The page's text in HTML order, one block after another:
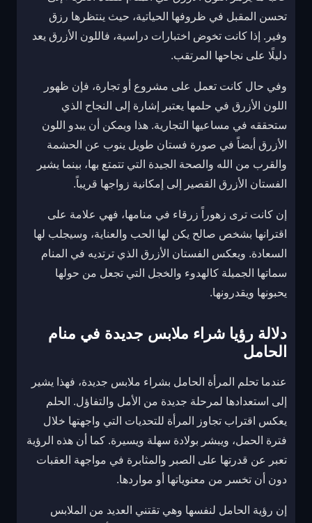
تحسن المقبل في ظروفها الحياتية، حيث ينتظرها رزق
وفير. إذا كانت تخوض اختبارات دراسية، فاللون الأزرق يعد
دليلًا على نجاحها المرتقب.
وفي حال كانت تعمل على مشروع أو تجارة، فإن ظهور
اللون الأزرق في حلمها يعتبر إشارة إلى النجاح الذي
ستحققه في مساعيها التجارية. هذا ويمكن أن يبدو اللون
الأزرق أيضاً في صورة فستان طويل ينوب عن الحشمة
والقرب من الله والصحة الجيدة التي تتمتع بها، بينما يشير
الفستان الأزرق القصير إلى إمكانية زواجها قريباً.
إن كانت ترى زهوراً زرقاء في منامها، فهي علامة على
اقترانها بشخص صالح يكن لها الحب والعناية، وسيجلب لها
السعادة. ويعكس الفستان الأزرق الذي ترتديه في المنام
سماتها الجميلة كالهدوء والخجل التي تجعل من حولها
يحبونها ويقدرونها.
دلالة رؤيا شراء ملابس جديدة في منام
الحامل
عندما تحلم المرأة الحامل بشراء ملابس جديدة، فهذا يشير
إلى استعدادها لمرحلة جديدة من الأمل والتفاؤل. الحلم
يعكس اقتراب تجاوز المرأة للتحديات التي واجهتها خلال
فترة الحمل، ويبشر بولادة سهلة ويسيرة. كما أن هذه الرؤية
تعبر عن قدرتها على الصبر والمثابرة في مواجهة العقبات
دون أن تخسر من معنوياتها أو مواردها.
إن رؤية الحامل لنفسها وهي تقتني العديد من الملابس